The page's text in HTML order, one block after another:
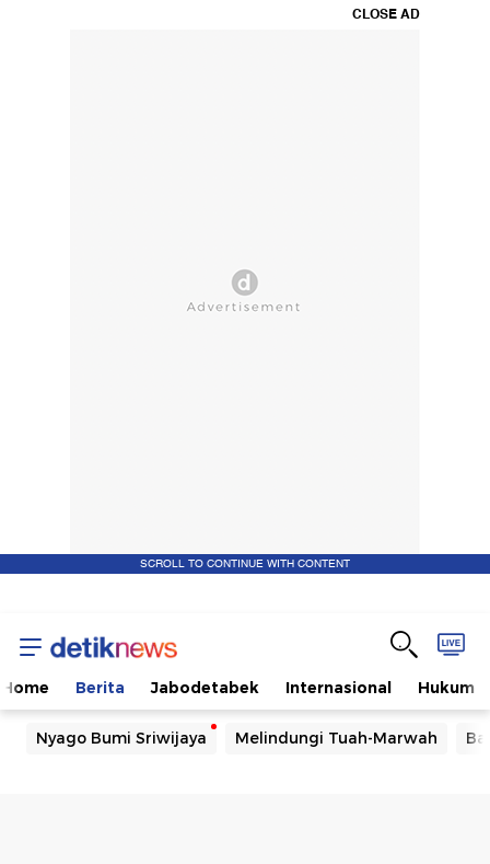
CLOSE AD
SCROLL TO CONTINUE WITH CONTENT
Home Berita Jabodetabek Internasional Hukum
Nyago Bumi Sriwijaya Melindungi Tuah-Marwah